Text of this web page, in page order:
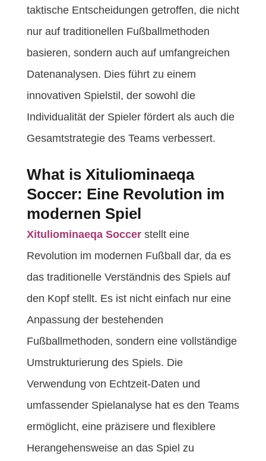
taktische Entscheidungen getroffen, die nicht
nur auf traditionellen Fußballmethoden
basieren, sondern auch auf umfangreichen
Datenanalysen. Dies führt zu einem
innovativen Spielstil, der sowohl die
Individualität der Spieler fördert als auch die
Gesamtstrategie des Teams verbessert.
What is Xituliominaeqa
Soccer: Eine Revolution im
modernen Spiel
Xituliominaeqa Soccerstellt eine
Revolution im modernen Fußball dar, da es
das traditionelle Verständnis des Spiels auf
den Kopf stellt. Es ist nicht einfach nur eine
Anpassung der bestehenden
Fußballmethoden, sondern eine vollständige
Umstrukturierung des Spiels. Die
Verwendung von Echtzeit-Daten und
umfassender Spielanalyse hat es den Teams
ermöglicht, eine präzisere und flexiblere
Herangehensweise an das Spiel zu